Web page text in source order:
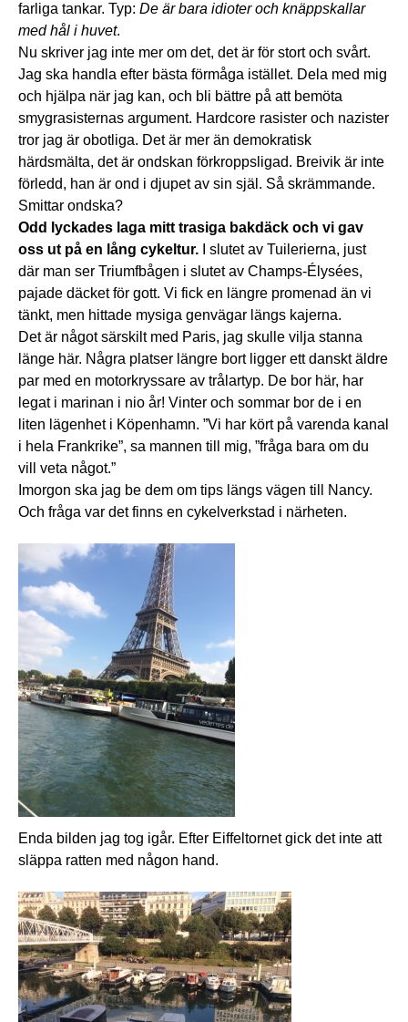
farliga tankar. Typ: De är bara idioter och knäppskallar
med hål i huvet.
Nu skriver jag inte mer om det, det är för stort och svårt.
Jag ska handla efter bästa förmåga istället. Dela med mig
och hjälpa när jag kan, och bli bättre på att bemöta
smygrasisternas argument. Hardcore rasister och nazister
tror jag är obotliga. Det är mer än demokratisk
härdsmälta, det är ondskan förkroppsligad. Breivik är inte
förledd, han är ond i djupet av sin själ. Så skrämmande.
Smittar ondska?
Odd lyckades laga mitt trasiga bakdäck och vi gav
oss ut på en lång cykeltur.
I slutet av Tuilerierna, just
där man ser Triumfbågen i slutet av Champs-Élysées,
pajade däcket för gott. Vi fick en längre promenad än vi
tänkt, men hittade mysiga genvägar längs kajerna.
Det är något särskilt med Paris, jag skulle vilja stanna
länge här. Några platser längre bort ligger ett danskt äldre
par med en motorkryssare av trålartyp. De bor här, har
legat i marinan i nio år! Vinter och sommar bor de i en
liten lägenhet i Köpenhamn. ”Vi har kört på varenda kanal
i hela Frankrike”, sa mannen till mig, ”fråga bara om du
vill veta något.”
Imorgon ska jag be dem om tips längs vägen till Nancy.
Och fråga var det finns en cykelverkstad i närheten.
Enda bilden jag tog igår. Efter Eiffeltornet gick det inte att
släppa ratten med någon hand.